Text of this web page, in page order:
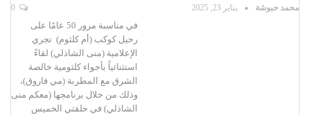
محمد حبوشة يناير 23, 2025
في مناسبة مرور 50 عامًا على
رحيل كوكب (أم كلثوم) تجري
الإعلامية (منى الشاذلي) لقاءً
استثنائياً بأجواء كلثومية خالصة
الشرق مع المطربة (مي فاروق)،
وذلك من خلال برنامجها (معكم منى
الشاذلي) في حلقتي الخميس